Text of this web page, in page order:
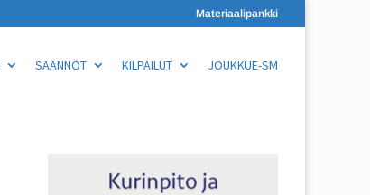
Materiaalipankki
SÄÄNNÖT KILPAILUT JOUKKUE-SM